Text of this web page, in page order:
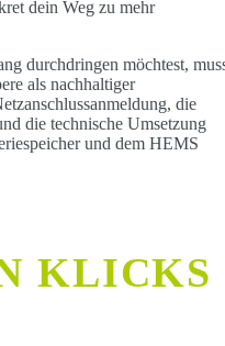
dein Weg zu mehr
durchdringen möchtest,
als nachhaltiger
die
die technische Umsetzung
und dem HEMS
KLICKS